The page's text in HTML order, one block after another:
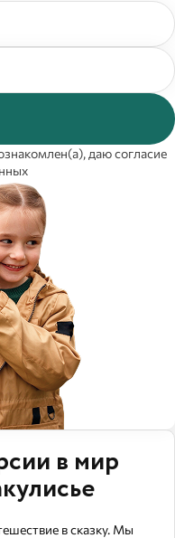
даю согласие
в мир
в сказку. Мы